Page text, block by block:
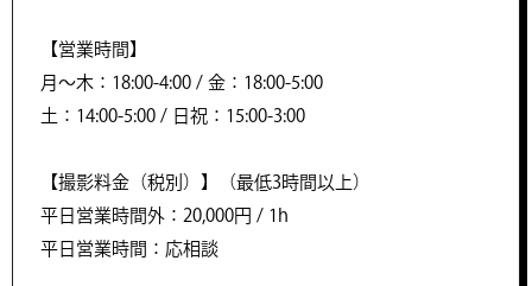
【営業時間】
月～木：18:00-4:00 / 金：18:00-5:00
土：14:00-5:00 / 日祝：15:00-3:00
【撮影料金（税別）】（最低3時間以上）
平日営業時間外：20,000円 / 1h
平日営業時間：応相談